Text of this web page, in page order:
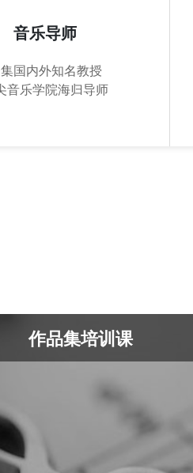
音乐导师
国内外知名教授
音乐学院海归导师
作品集培训课